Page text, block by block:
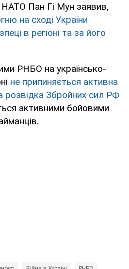
НАТО Пан Гі Мун заявив,
на сході України
в регіоні та за його
РНБО на українсько-
не припиняється активна
розвідка Збройних сил РФ
активними бойовими